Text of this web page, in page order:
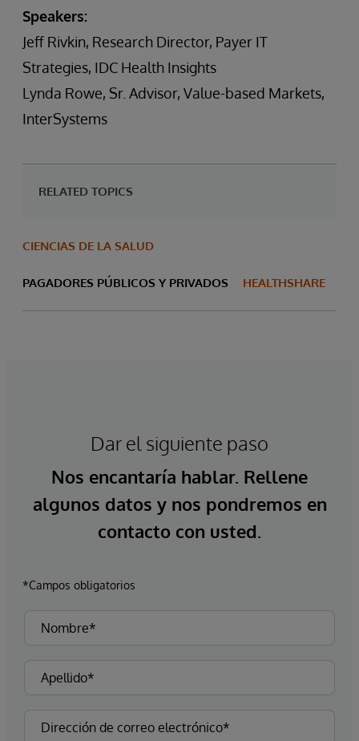
Speakers:
Jeff Rivkin, Research Director, Payer IT
Strategies, IDC Health Insights
Lynda Rowe, Sr. Advisor, Value-based Markets,
InterSystems
RELATED TOPICS
CIENCIAS DE LA SALUD
PAGADORES PÚBLICOS Y PRIVADOS HEALTHSHARE
Dar el siguiente paso
Nos encantaría hablar. Rellene
algunos datos y nos pondremos en
contacto con usted.
*Campos obligatorios